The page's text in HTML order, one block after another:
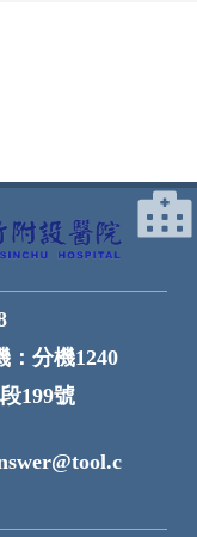
分機1240
199號